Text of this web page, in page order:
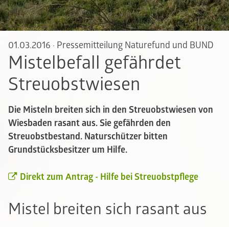
01.03.2016 · Pressemitteilung Naturefund und BUND
Mistelbefall gefährdet
Streuobstwiesen
Die Misteln breiten sich in den Streuobstwiesen von
Wiesbaden rasant aus. Sie gefährden den
Streuobstbestand. Naturschützer bitten
Grundstücksbesitzer um Hilfe.
Direkt zum Antrag - Hilfe bei Streuobstpflege
Mistel breiten sich rasant aus